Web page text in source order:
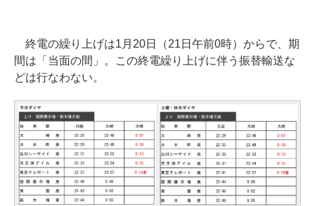
終電の繰り上げは1月20日（21日午前0時）からで、期
間は「当面の間」。この終電繰り上げに伴う振替輸送な
どは行なわない。